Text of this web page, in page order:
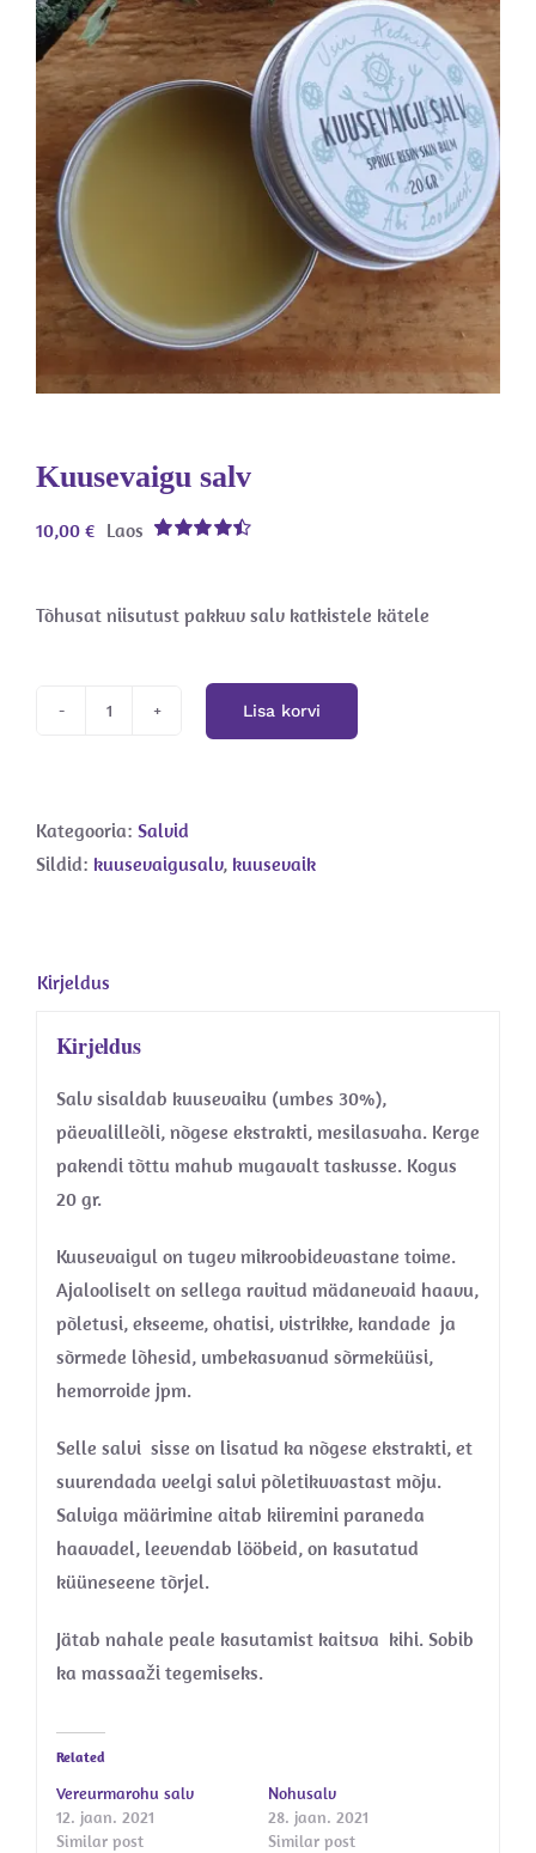
Kuusevaigu salv
10,00 € Laos
hinnangu
põhjal
Tõhusat niisutust pakkuv salv katkistele kätele
Lisa korvi
Kategooria: Salvid
Sildid: kuusevaigusalv, kuusevaik
Kirjeldus
Kirjeldus
Salv sisaldab kuusevaiku (umbes 30%),
päevalilleõli, nõgese ekstrakti, mesilasvaha. Kerge
pakendi tõttu mahub mugavalt taskusse. Kogus
20 gr.
Kuusevaigul on tugev mikroobidevastane toime.
Ajalooliselt on sellega ravitud mädanevaid haavu,
põletusi, ekseeme, ohatisi, vistrikke, kandade ja
sõrmede lõhesid, umbekasvanud sõrmeküüsi,
hemorroide jpm.
Selle salvi sisse on lisatud ka nõgese ekstrakti, et
suurendada veelgi salvi põletikuvastast mõju.
Salviga määrimine aitab kiiremini paraneda
haavadel, leevendab lööbeid, on kasutatud
küüneseene tõrjel.
Jätab nahale peale kasutamist kaitsva kihi. Sobib
ka massaaži tegemiseks.
Related
Vereurmarohu salv
12. jaan. 2021
Similar post
Nohusalv
28. jaan. 2021
Similar post